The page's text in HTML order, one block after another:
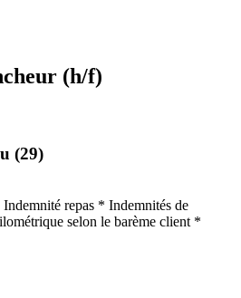
(h/f)
(29)
repas * Indemnités de
selon le barème client *